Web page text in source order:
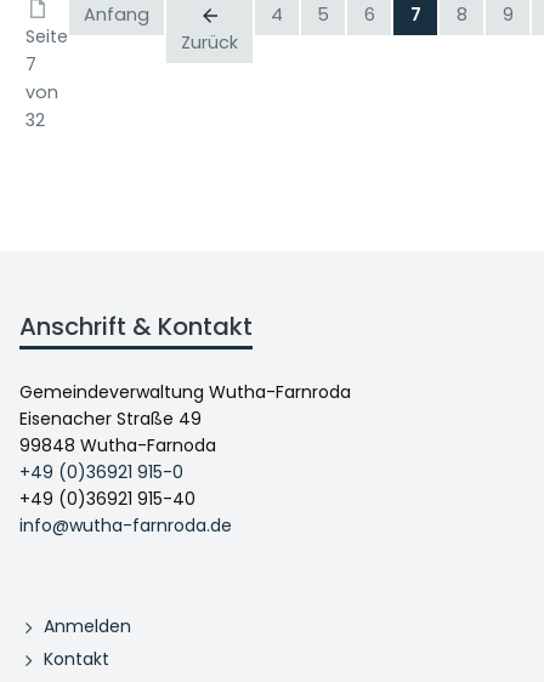
Seite
7
von
32
Anfang
Zurück
4 5 6 7 8 9
Anschrift & Kontakt
Gemeindeverwaltung Wutha-Farnroda
Eisenacher Straße 49
99848 Wutha-Farnoda
+49 (0)36921 915-0
+49 (0)36921 915-40
info@wutha-farnroda.de
Anmelden
Kontakt